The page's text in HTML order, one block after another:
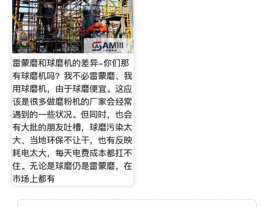
雷蒙磨和球磨机的差异-你们那
有球磨机吗？我不必雷蒙磨、我
用球磨机，由于球磨便宜。这应
该是很多做磨粉机的厂家会经常
遇到的一些状况。但同时，也会
有大批的朋友吐槽，球磨污染太
大、当地环保不让干，也有反映
耗电太大，每天电费成本都扛不
住。无论是球磨仍是雷蒙磨，在
市场上都有